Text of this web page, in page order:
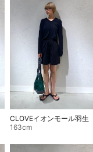
CLOVEイオンモール羽生
163cm